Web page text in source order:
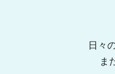
日々
ま